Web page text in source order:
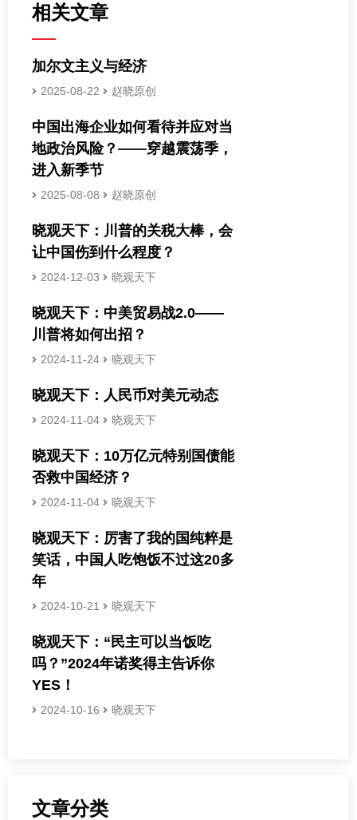
相关文章
加尔文主义与经济
2025-08-22 赵晓原创
中国出海企业如何看待并应对当
地政治风险？——穿越震荡季，
进入新季节
2025-08-08 赵晓原创
晓观天下：川普的关税大棒，会
让中国伤到什么程度？
2024-12-03 晓观天下
晓观天下：中美贸易战2.0——
川普将如何出招？
2024-11-24 晓观天下
晓观天下：人民币对美元动态
2024-11-04 晓观天下
晓观天下：10万亿元特别国债能
否救中国经济？
2024-11-04 晓观天下
晓观天下：厉害了我的国纯粹是
笑话，中国人吃饱饭不过这20多
年
2024-10-21 晓观天下
晓观天下：“民主可以当饭吃
吗？”2024年诺奖得主告诉你
YES！
2024-10-16 晓观天下
文章分类